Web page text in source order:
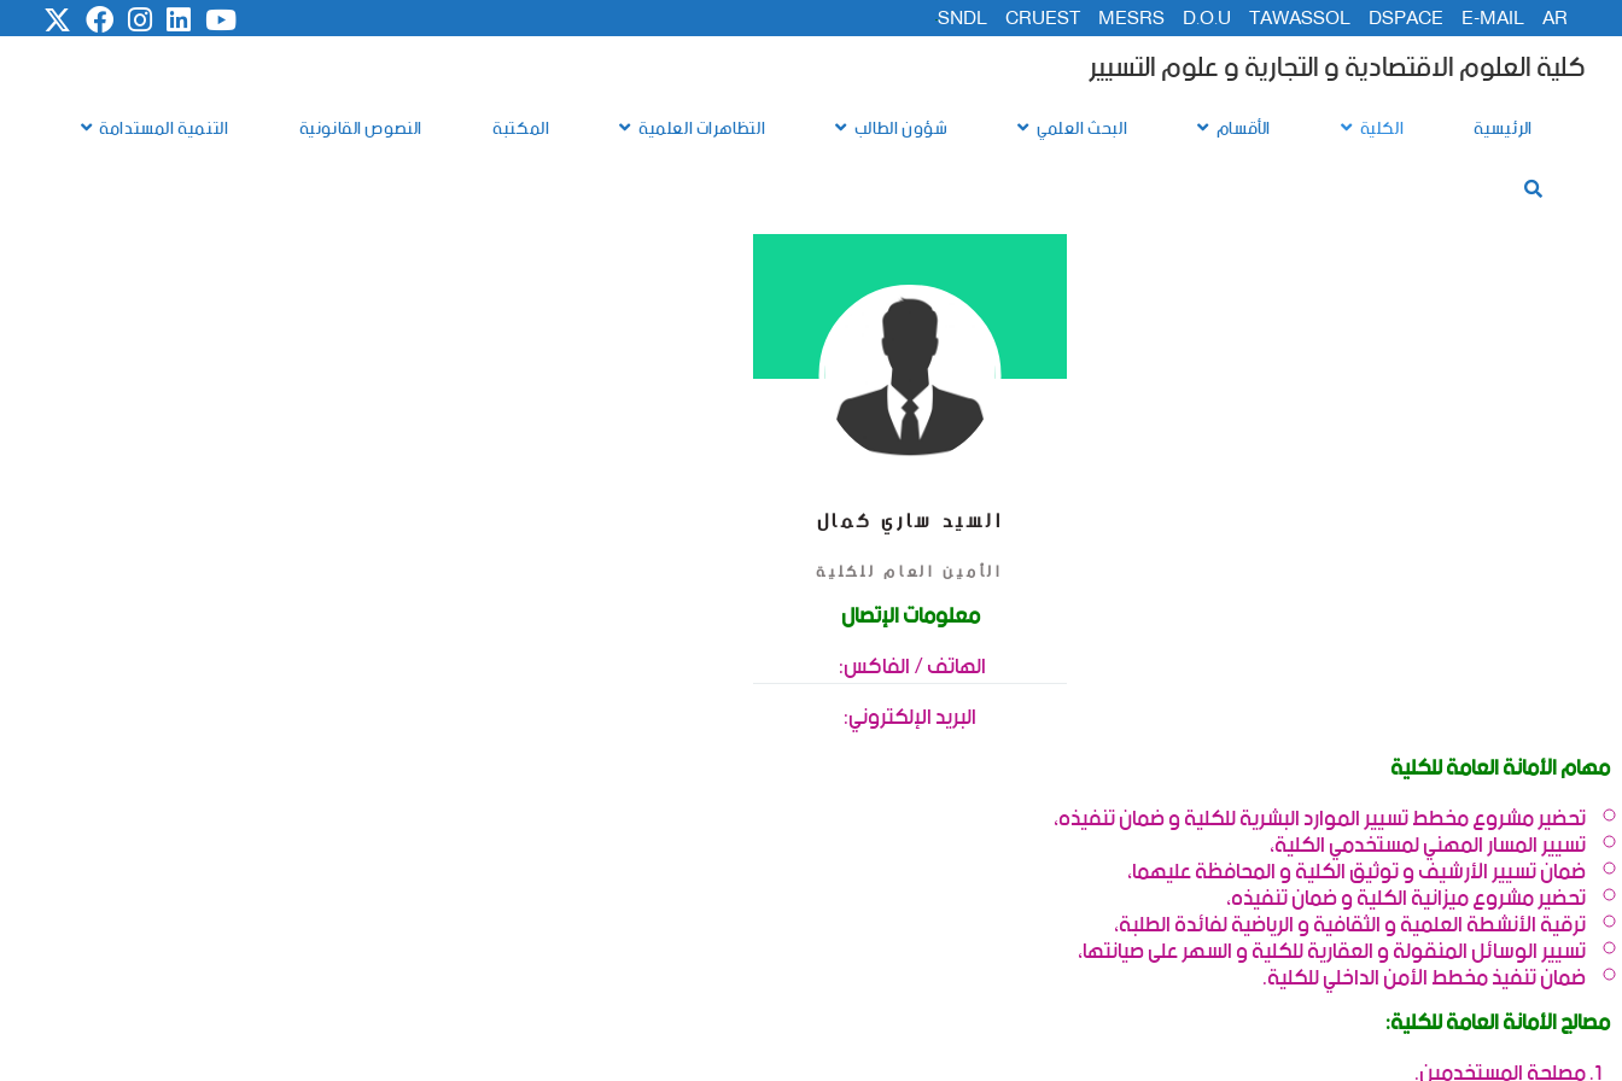
AR
E-MAIL
DSPACE
TAWASSOL
D.O.U
MESRS
CRUEST
SNDL
كلية العلوم الاقتصادية و التجارية و علوم التسيير
الرئيسية الكلية الأقسام البحث العلمي شؤون الطالب التظاهرات العلمية المكتبة النصوص القانونية التنمية المستدامة
السيد ساري كمال
الأمين العام للكلية
معلومات الإتصال
الهاتف / الفاكس:
البريد الإلكتروني:
مهام الأمانة العامة للكلية
تحضير مشروع مخطط تسيير الموارد البشرية للكلية و ضمان تنفيذه،
تسيير المسار المهني لمستخدمي الكلية،
ضمان تسيير الأرشيف و توثيق الكلية و المحافظة عليهما،
تحضير مشروع ميزانية الكلية و ضمان تنفيذه،
ترقية الأنشطة العلمية و الثقافية و الرياضية لفائدة الطلبة،
تسيير الوسائل المنقولة و العقارية للكلية و السهر على صيانتها،
ضمان تنفيذ مخطط الأمن الداخلي للكلية.
مصالج الأمانة العامة للكلية: